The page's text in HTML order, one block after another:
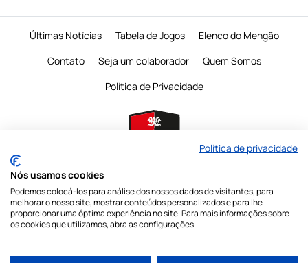
Últimas Notícias Tabela de Jogos
Elenco do Mengão
Contato
Seja um colaborador
Quem Somos
Política de Privacidade
É proibido a reprodução do conteudo desta página em qualquer meio de
comunicação,eletronico ou impresso, sem autorização escrita do Mengo
Mania
Política de privacidade
Nós usamos cookies
Podemos colocá-los para análise dos nossos dados de visitantes, para
melhorar o nosso site, mostrar conteúdos personalizados e para lhe
proporcionar uma óptima experiência no site. Para mais informações sobre
os cookies que utilizamos, abra as configurações.